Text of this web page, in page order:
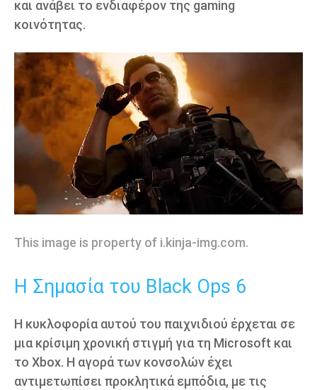
και ανάβει το ενδιαφέρον της gaming
κοινότητας.
This image is property of i.kinja-img.com.
Η Σημασία του Black Ops 6
Η κυκλοφορία αυτού του παιχνιδιού έρχεται σε
μια κρίσιμη χρονική στιγμή για τη Microsoft και
το Xbox. Η αγορά των κονσολών έχει
αντιμετωπίσει προκλητικά εμπόδια, με τις